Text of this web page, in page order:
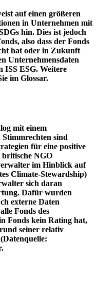
auf einen größeren
in Unternehmen mit
hin. Dies ist jedoch
also dass der Fonds
hat oder in Zukunft
Unternehmensdaten
ISS ESG. Weitere
im Glossar.
mit einem
sind
für eine positive
NGO
im Hinblick auf
Climate-Stewardship)
sich daran
Dafür wurden
externe Daten
Fonds des
Fonds kein Rating hat,
seiner relativ